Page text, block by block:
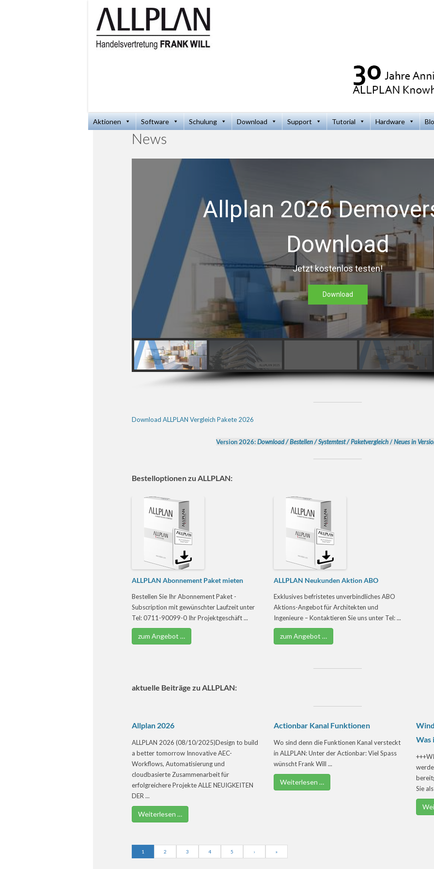
Aktionen Software Schulung Download Support Tutorial Hardware
News
Allplan 2026
Download
Jetzt kostenlos testen!
Download
Download ALLPLAN Vergleich Pakete 2026
Version 2026: Download/Bestellen /Systemtest/Paketvergleich/Neues in
Bestelloptionen zu ALLPLAN:
ALLPLAN Abonnement Paket mieten
Bestellen Sie Ihr Abonnement Paket -
Subscription mit gewünschter Laufzeit unter
Tel: 0711-90099-0 Ihr Projektgeschäft ...
zum Angebot …
ALLPLAN Neukunden Aktion ABO
Exklusives befristetes unverbindliches ABO
Aktions-Angebot für Architekten und
Ingenieure – Kontaktieren Sie uns unter Tel: ...
zum Angebot …
aktuelle Beiträge zu ALLPLAN:
Allplan 2026
ALLPLAN 2026 (08/10/2025)Design to build
a better tomorrow Innovative AEC-
Workflows, Automatisierung und
cloudbasierte Zusammenarbeit für
erfolgreichere Projekte ALLE NEUIGKEITEN
DER ...
Weiterlesen …
Actionbar Kanal Funktionen
Wo sind denn die Funktionen Kanal versteckt
in ALLPLAN: Unter der Actionbar: Viel Spass
wünscht Frank Will ...
Weiterlesen …
Was
Sie
1 2 3 4 5 › »